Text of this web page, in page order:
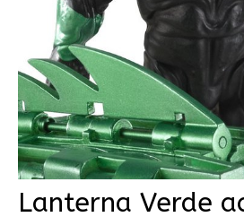
Lanterna Verde